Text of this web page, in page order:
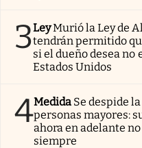
3LeyMurió la Ley de
tendrán permitido
si el dueño desea
Estados Unidos
4Medida Se despide
personas mayores:
ahora en adelante
siempre